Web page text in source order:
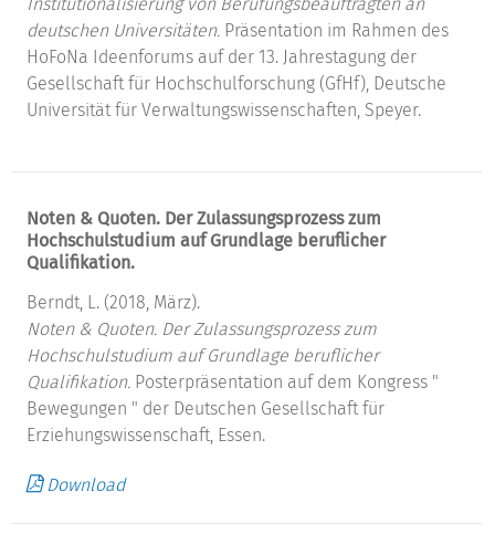
deutschen Universitäten. Präsentation im Rahmen des
HoFoNa Ideenforums auf der 13. Jahrestagung der
Gesellschaft für Hochschulforschung (GfHf), Deutsche
Universität für Verwaltungswissenschaften, Speyer.
Noten & Quoten. Der Zulassungsprozess zum
Hochschulstudium auf Grundlage beruflicher
Qualifikation.
Berndt, L. (2018, März).
Noten & Quoten. Der Zulassungsprozess zum
Hochschulstudium auf Grundlage beruflicher
Qualifikation. Posterpräsentation auf dem Kongress "
Bewegungen " der Deutschen Gesellschaft für
Erziehungswissenschaft, Essen.
Download